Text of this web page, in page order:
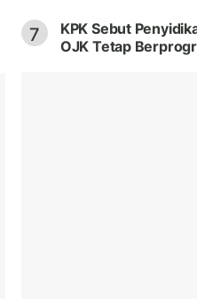
7
KPK Sebut
OJK Tetap